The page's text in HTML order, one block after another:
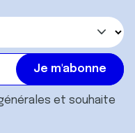
et souhaite